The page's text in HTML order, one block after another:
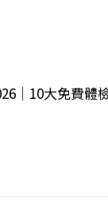
｜10大免費